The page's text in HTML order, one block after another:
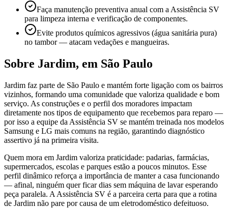
Faça manutenção preventiva anual com a Assistência SV
para limpeza interna e verificação de componentes.
Evite produtos químicos agressivos (água sanitária pura)
no tambor — atacam vedações e mangueiras.
Sobre Jardim, em São Paulo
Jardim faz parte de São Paulo e mantém forte ligação com os bairros
vizinhos, formando uma comunidade que valoriza qualidade e bom
serviço. As construções e o perfil dos moradores impactam
diretamente nos tipos de equipamento que recebemos para reparo —
por isso a equipe da Assistência SV se mantém treinada nos modelos
Samsung e LG mais comuns na região, garantindo diagnóstico
assertivo já na primeira visita.
Quem mora em Jardim valoriza praticidade: padarias, farmácias,
supermercados, escolas e parques estão a poucos minutos. Esse
perfil dinâmico reforça a importância de manter a casa funcionando
— afinal, ninguém quer ficar dias sem máquina de lavar esperando
peça paralela. A Assistência SV é a parceira certa para que a rotina
de Jardim não pare por causa de um eletrodoméstico defeituoso.